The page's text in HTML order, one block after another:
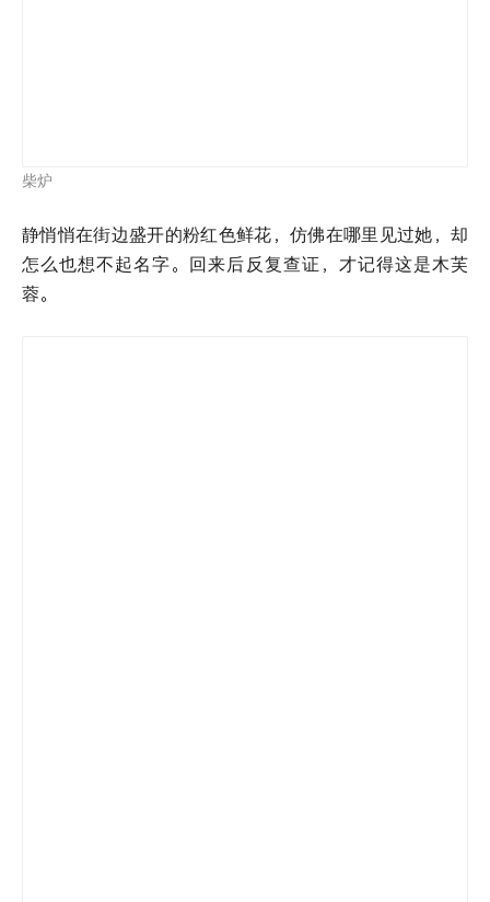
柴炉
静悄悄在街边盛开的粉红色鲜花，仿佛在哪里见过她，却
怎么也想不起名字。回来后反复查证，才记得这是木芙
蓉。